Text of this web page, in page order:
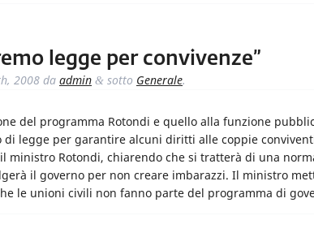
legge per convivenze”
2008 da admin & sotto Generale.
del programma Rotondi e quello alla funzione
legge per garantire alcuni diritti alle coppie
ministro Rotondi, chiarendo che si tratterà di una
il governo per non creare imbarazzi. Il ministro
le unioni civili non fanno parte del programma di